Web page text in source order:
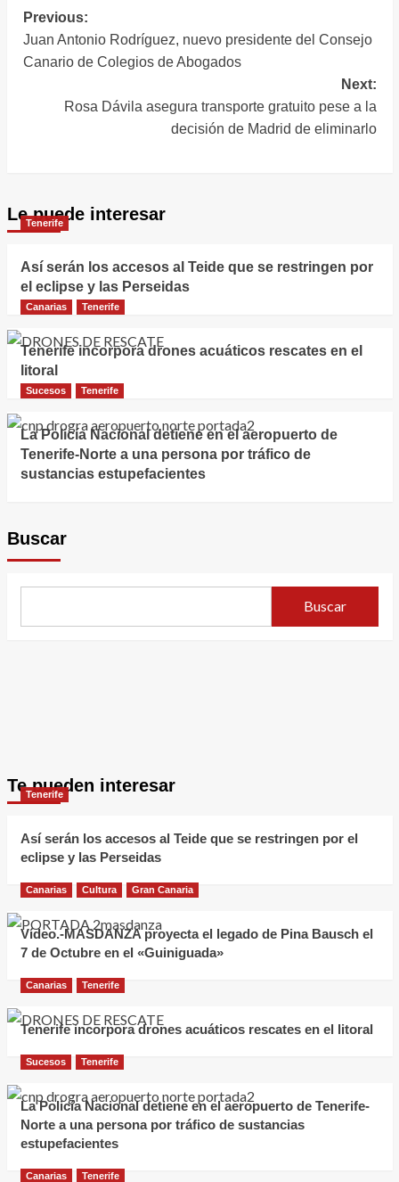
para la
restauración de las
zonas afectadas
por el incendio
destino y mirando
a La Laguna»
Navegación
de
entradas
Previous:
Juan Antonio Rodríguez, nuevo presidente del Consejo
Canario de Colegios de Abogados
Next:
Rosa Dávila asegura transporte gratuito pese a la
decisión de Madrid de eliminarlo
Le puede interesar
Tenerife
Así serán los accesos al Teide que se restringen por
el eclipse y las Perseidas
Canarias Tenerife
Tenerife incorpora drones acuáticos rescates en el
litoral
Sucesos Tenerife
La Policía Nacional detiene en el aeropuerto de
Tenerife-Norte a una persona por tráfico de
sustancias estupefacientes
Buscar
Buscar
Te pueden interesar
Tenerife
Así serán los accesos al Teide que se restringen por el
eclipse y las Perseidas
Canarias Cultura Gran Canaria
Vídeo.-MASDANZA proyecta el legado de Pina Bausch el
7 de Octubre en el «Guiniguada»
Canarias Tenerife
Tenerife incorpora drones acuáticos rescates en el litoral
Sucesos Tenerife
La Policía Nacional detiene en el aeropuerto de Tenerife-
Norte a una persona por tráfico de sustancias
estupefacientes
Canarias Tenerife